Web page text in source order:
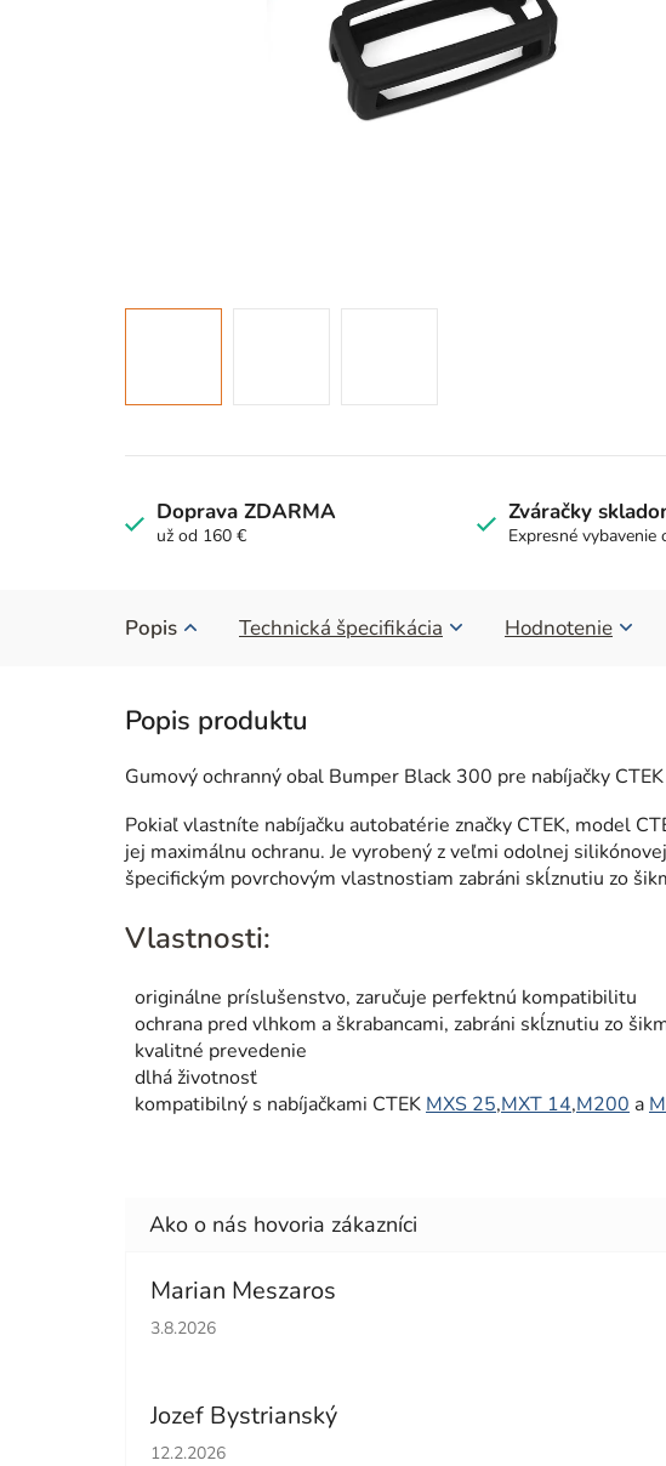
Doprava ZDARMA
už od 160 €
Zváračky
Expresné vybavenie
Popis Technická špecifikácia Hodnotenie
Gumový ochranný obal Bumper Black 300 pre nabíjačky CTEK
Pokiaľ vlastníte nabíjačku autobatérie značky CTEK, model
jej maximálnu ochranu. Je vyrobený z veľmi odolnej
špecifickým povrchovým vlastnostiam zabráni skĺznutiu zo
Vlastnosti:
originálne príslušenstvo, zaručuje perfektnú kompatibilitu
ochrana pred vlhkom a škrabancami, zabráni skĺznutiu zo
kvalitné prevedenie
dlhá životnosť
kompatibilný s nabíjačkami CTEK MXS 25,MXT 14,M200 a
Marian Meszaros
Hodnotenie obchodu je 5 z 5 hviezdičiek.
3.8.2026
Jozef Bystrianský
Hodnotenie obchodu je 5 z 5 hviezdičiek.
12.2.2026